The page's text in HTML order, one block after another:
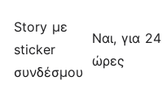
Story με
sticker
συνδέσμου
Ναι, για 24
ώρες